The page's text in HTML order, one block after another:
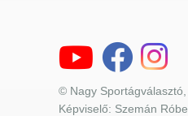
© Nagy Sportágválasztó,
Képviselő: Szemán